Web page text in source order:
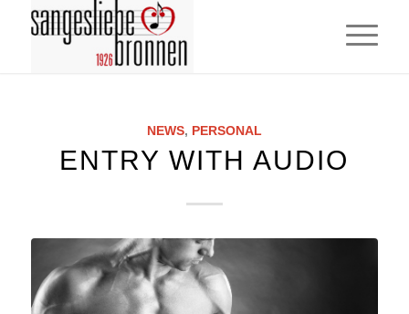
NEWS, PERSONAL
ENTRY WITH AUDIO